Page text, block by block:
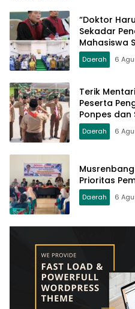
“Doktor
Sekadar
Mahasiswa
Batusangkar
Daerah 6
Terik
Peserta
Ponpes dan
Daerah 6
Prioritas
Daerah 6